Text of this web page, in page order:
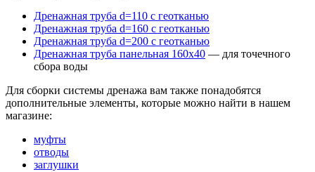
Дренажная труба d=110 с геотканью
Дренажная труба d=160 с геотканью
Дренажная труба d=200 с геотканью
Дренажная труба панельная 160х40 — для точечного
сбора воды
Для сборки системы дренажа вам также понадобятся
дополнительные элементы, которые можно найти в нашем
магазине:
муфты
отводы
заглушки